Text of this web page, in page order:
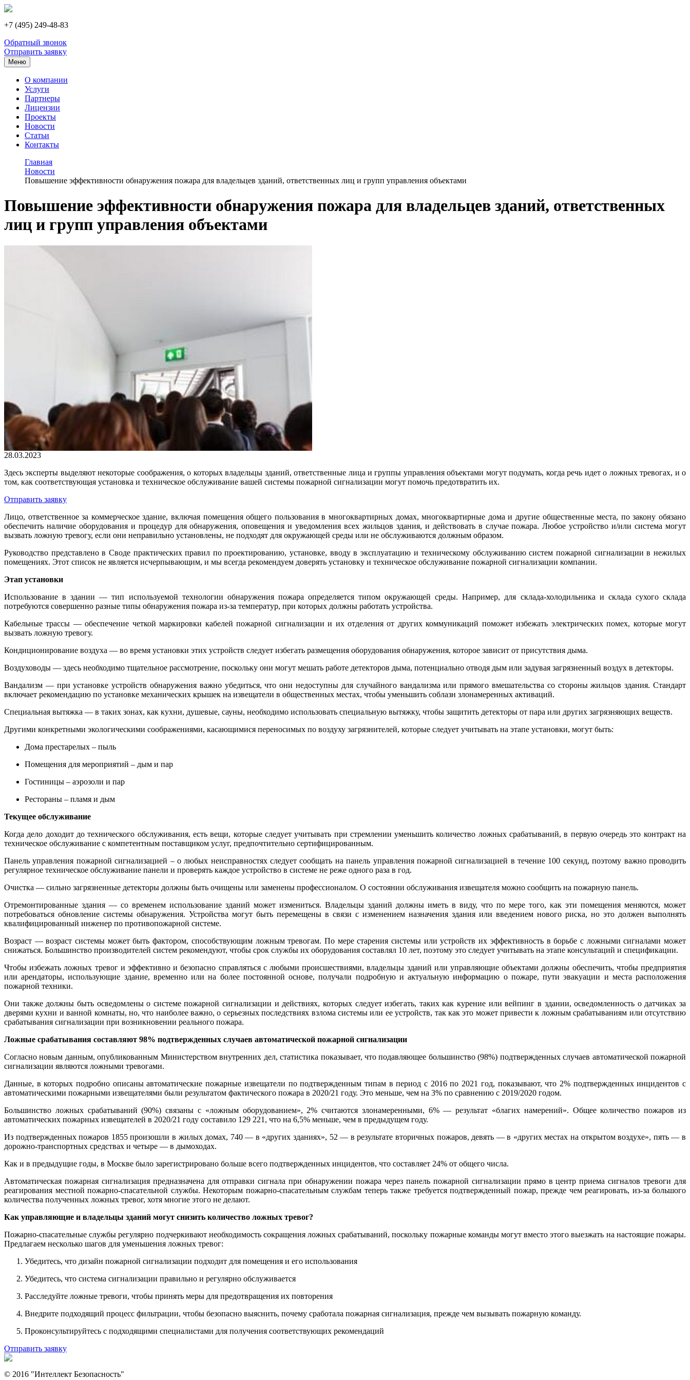
+7 (495) 249-48-83
Обратный звонок
Отправить заявку
Меню
О компании
Услуги
Партнеры
Лицензии
Проекты
Новости
Статьи
Контакты
Главная
Новости
Повышение эффективности обнаружения пожара для владельцев зданий, ответственных лиц и групп управления объектами
Повышение эффективности обнаружения пожара для владельцев зданий, ответственных
лиц и групп управления объектами
28.03.2023
Здесь эксперты выделяют некоторые соображения, о которых владельцы зданий, ответственные лица и группы управления объектами могут подумать, когда речь идет о ложных тревогах, и о
том, как соответствующая установка и техническое обслуживание вашей системы пожарной сигнализации могут помочь предотвратить их.
Отправить заявку
Лицо, ответственное за коммерческое здание, включая помещения общего пользования в многоквартирных домах, многоквартирные дома и другие общественные места, по закону обязано
обеспечить наличие оборудования и процедур для обнаружения, оповещения и уведомления всех жильцов здания, и действовать в случае пожара. Любое устройство и/или система могут
вызвать ложную тревогу, если они неправильно установлены, не подходят для окружающей среды или не обслуживаются должным образом.
Руководство представлено в Своде практических правил по проектированию, установке, вводу в эксплуатацию и техническому обслуживанию систем пожарной сигнализации в нежилых
помещениях. Этот список не является исчерпывающим, и мы всегда рекомендуем доверять установку и техническое обслуживание пожарной сигнализации компании.
Этап установки
Использование в здании — тип используемой технологии обнаружения пожара определяется типом окружающей среды. Например, для склада-холодильника и склада сухого склада
потребуются совершенно разные типы обнаружения пожара из-за температур, при которых должны работать устройства.
Кабельные трассы — обеспечение четкой маркировки кабелей пожарной сигнализации и их отделения от других коммуникаций поможет избежать электрических помех, которые могут
вызвать ложную тревогу.
Кондиционирование воздуха — во время установки этих устройств следует избегать размещения оборудования обнаружения, которое зависит от присутствия дыма.
Воздуховоды — здесь необходимо тщательное рассмотрение, поскольку они могут мешать работе детекторов дыма, потенциально отводя дым или задувая загрязненный воздух в детекторы.
Вандализм — при установке устройств обнаружения важно убедиться, что они недоступны для случайного вандализма или прямого вмешательства со стороны жильцов здания. Стандарт
включает рекомендацию по установке механических крышек на извещатели в общественных местах, чтобы уменьшить соблазн злонамеренных активаций.
Специальная вытяжка — в таких зонах, как кухни, душевые, сауны, необходимо использовать специальную вытяжку, чтобы защитить детекторы от пара или других загрязняющих веществ.
Другими конкретными экологическими соображениями, касающимися переносимых по воздуху загрязнителей, которые следует учитывать на этапе установки, могут быть:
Дома престарелых – пыль
Помещения для мероприятий – дым и пар
Гостиницы – аэрозоли и пар
Рестораны – пламя и дым
Текущее обслуживание
Когда дело доходит до технического обслуживания, есть вещи, которые следует учитывать при стремлении уменьшить количество ложных срабатываний, в первую очередь это контракт на
техническое обслуживание с компетентным поставщиком услуг, предпочтительно сертифицированным.
Панель управления пожарной сигнализацией – о любых неисправностях следует сообщать на панель управления пожарной сигнализацией в течение 100 секунд, поэтому важно проводить
регулярное техническое обслуживание панели и проверять каждое устройство в системе не реже одного раза в год.
Очистка — сильно загрязненные детекторы должны быть очищены или заменены профессионалом. О состоянии обслуживания извещателя можно сообщить на пожарную панель.
Отремонтированные здания — со временем использование зданий может измениться. Владельцы зданий должны иметь в виду, что по мере того, как эти помещения меняются, может
потребоваться обновление системы обнаружения. Устройства могут быть перемещены в связи с изменением назначения здания или введением нового риска, но это должен выполнять
квалифицированный инженер по противопожарной системе.
Возраст — возраст системы может быть фактором, способствующим ложным тревогам. По мере старения системы или устройств их эффективность в борьбе с ложными сигналами может
снижаться. Большинство производителей систем рекомендуют, чтобы срок службы их оборудования составлял 10 лет, поэтому это следует учитывать на этапе консультаций и спецификации.
Чтобы избежать ложных тревог и эффективно и безопасно справляться с любыми происшествиями, владельцы зданий или управляющие объектами должны обеспечить, чтобы предприятия
или арендаторы, использующие здание, временно или на более постоянной основе, получали подробную и актуальную информацию о пожаре, пути эвакуации и места расположения
пожарной техники.
Они также должны быть осведомлены о системе пожарной сигнализации и действиях, которых следует избегать, таких как курение или вейпинг в здании, осведомленность о датчиках за
дверями кухни и ванной комнаты, но, что наиболее важно, о серьезных последствиях взлома системы или ее устройств, так как это может привести к ложным срабатываниям или отсутствию
срабатывания сигнализации при возникновении реального пожара.
Ложные срабатывания составляют 98% подтвержденных случаев автоматической пожарной сигнализации
Согласно новым данным, опубликованным Министерством внутренних дел, статистика показывает, что подавляющее большинство (98%) подтвержденных случаев автоматической пожарной
сигнализации являются ложными тревогами.
Данные, в которых подробно описаны автоматические пожарные извещатели по подтвержденным типам в период с 2016 по 2021 год, показывают, что 2% подтвержденных инцидентов с
автоматическими пожарными извещателями были результатом фактического пожара в 2020/21 году. Это меньше, чем на 3% по сравнению с 2019/2020 годом.
Большинство ложных срабатываний (90%) связаны с «ложным оборудованием», 2% считаются злонамеренными, 6% — результат «благих намерений». Общее количество пожаров из
автоматических пожарных извещателей в 2020/21 году составило 129 221, что на 6,5% меньше, чем в предыдущем году.
Из подтвержденных пожаров 1855 произошли в жилых домах, 740 — в «других зданиях», 52 — в результате вторичных пожаров, девять — в «других местах на открытом воздухе», пять — в
дорожно-транспортных средствах и четыре — в дымоходах.
Как и в предыдущие годы, в Москве было зарегистрировано больше всего подтвержденных инцидентов, что составляет 24% от общего числа.
Автоматическая пожарная сигнализация предназначена для отправки сигнала при обнаружении пожара через панель пожарной сигнализации прямо в центр приема сигналов тревоги для
реагирования местной пожарно-спасательной службы. Некоторым пожарно-спасательным службам теперь также требуется подтвержденный пожар, прежде чем реагировать, из-за большого
количества полученных ложных тревог, хотя многие этого не делают.
Как управляющие и владельцы зданий могут снизить количество ложных тревог?
Пожарно-спасательные службы регулярно подчеркивают необходимость сокращения ложных срабатываний, поскольку пожарные команды могут вместо этого выезжать на настоящие пожары.
Предлагаем несколько шагов для уменьшения ложных тревог:
Убедитесь, что дизайн пожарной сигнализации подходит для помещения и его использования
Убедитесь, что система сигнализации правильно и регулярно обслуживается
Расследуйте ложные тревоги, чтобы принять меры для предотвращения их повторения
Внедрите подходящий процесс фильтрации, чтобы безопасно выяснить, почему сработала пожарная сигнализация, прежде чем вызывать пожарную команду.
Проконсультируйтесь с подходящими специалистами для получения соответствующих рекомендаций
Отправить заявку
© 2016 "Интеллект Безопасность"